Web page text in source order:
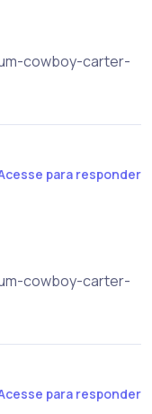
cowboy-carter-
para responder
cowboy-carter-
para responder